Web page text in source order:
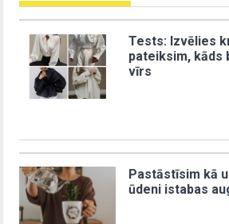
Tests: Izvēlies
pateiksim, kāds
vīrs
Pastāstīsim kā
ūdeni istabas